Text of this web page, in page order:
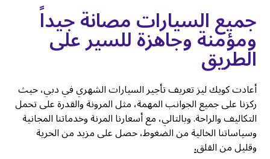
جميع السيارات مصانة جيداً
ومؤمنة وجاهزة للسير على
الطريق
أعادت كويك ليز تعريف تأجير السيارات الشهري في دبي، حيث
ركزنا على جميع الجوانب المهمة، مثل المرونة والقدرة على تحمل
التكاليف والراحة. وبالتالي، مع أسعارنا المرنة وخدماتنا المجانية
وسياساتنا الخالية من الضغوط، حصل على مزيد من الحرية
وقليل من القلق.